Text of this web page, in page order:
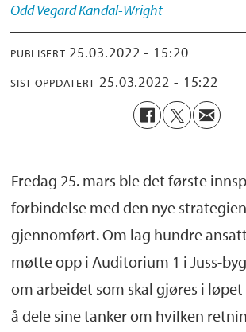
Odd VegardKandal-Wright
PUBLISERT 25.03.2022 - 15:20
SIST OPPDATERT 25.03.2022 - 15:22
Fredag 25. mars ble det første
forbindelse med den nye
gjennomført.Om lag hundre
møtte opp i Auditorium 1 i Juss-
om arbeidet som skal gjøres i
å dele sine tanker om hvilken